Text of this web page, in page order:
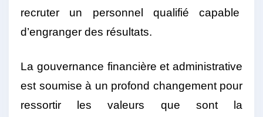
recruter un personnel qualifié capable
d’engranger des résultats.
La gouvernance financière et administrative
est soumise à un profond changement pour
ressortir les valeurs que sont la